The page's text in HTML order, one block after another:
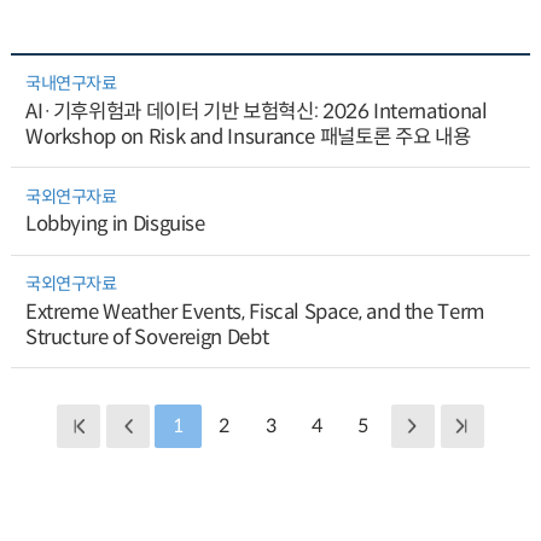
국내연구자료
AI·기후위험과 데이터 기반 보험혁신: 2026 International
Workshop on Risk and Insurance 패널토론 주요 내용
국외연구자료
Lobbying in Disguise
국외연구자료
Extreme Weather Events, Fiscal Space, and the Term
Structure of Sovereign Debt
1 2 3 4 5